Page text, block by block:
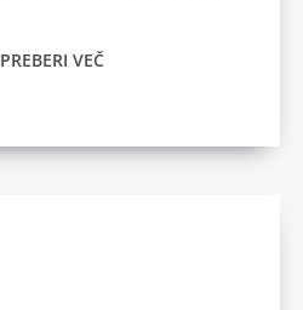
PREBERI VEČ